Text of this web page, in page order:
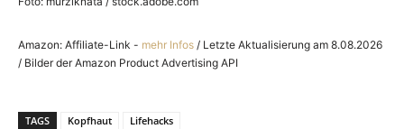
Amazon: Affiliate-Link - mehr Infos / Letzte Aktualisierung am 8.08.2026
/ Bilder der Amazon Product Advertising API
TAGS Kopfhaut Lifehacks